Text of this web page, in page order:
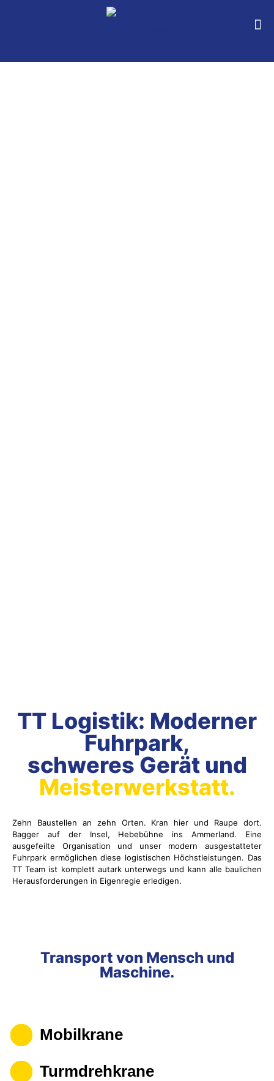
TT Logistik: Moderner
Fuhrpark,
schweres Gerät und
Meisterwerkstatt.
Zehn Baustellen an zehn Orten. Kran hier und Raupe dort.
Bagger auf der Insel, Hebebühne ins Ammerland. Eine
ausgefeilte Organisation und unser modern ausgestatteter
Fuhrpark ermöglichen diese logistischen Höchstleistungen. Das
TT Team ist komplett autark unterwegs und kann alle baulichen
Herausforderungen in Eigenregie erledigen.
Transport von Mensch und
Maschine.
Mobilkrane
Turmdrehkrane